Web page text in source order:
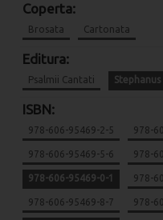
Coperta:
Brosata Cartonata
Editura:
Psalmii Cantati Stephanus
ISBN:
978-606-95469-2-5 978-
978-606-95469-5-6 978-
978-606-95469-0-1 978-
978-606-95469-8-7 978-